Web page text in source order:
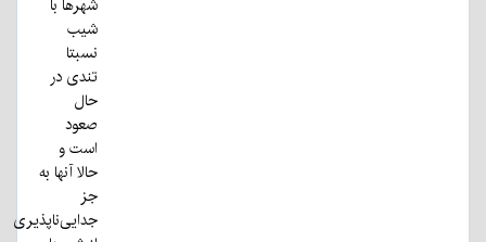
شیب
نسبتا
تندی در
حال
صعود
است و
حالا آنها به
جز
جدایی‌ناپذیری